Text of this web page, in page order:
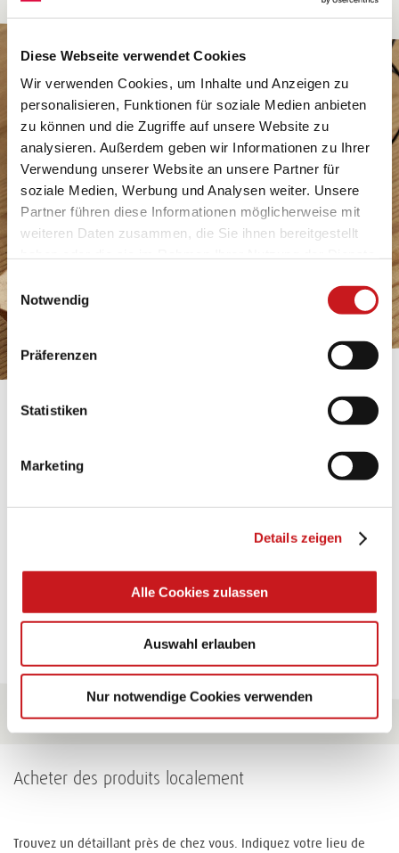
Diese Webseite verwendet Cookies
Wir verwenden Cookies, um Inhalte und Anzeigen zu
personalisieren, Funktionen für soziale Medien anbieten
zu können und die Zugriffe auf unsere Website zu
analysieren. Außerdem geben wir Informationen zu Ihrer
Verwendung unserer Website an unsere Partner für
soziale Medien, Werbung und Analysen weiter. Unsere
Partner führen diese Informationen möglicherweise mit
weiteren Daten zusammen, die Sie ihnen bereitgestellt
Datenschutzhinweisen
mehr darüber, wer wir sind, wie
personenbezogene Daten verarbeiten. Hier geht’s zum
Impressum.
Einwilligungsauswahl
Notwendig
Präferenzen
Statistiken
Marketing
Details zeigen
Alle Cookies zulassen
Auswahl erlauben
Nur notwendige Cookies verwenden
FABRICATION ARTISANALE:
for gluing, painting, folding, … and many more uses.
Pour tous les conseils
Acheter des produits localement
Trouvez un détaillant près de chez vous. Indiquez votre lieu de